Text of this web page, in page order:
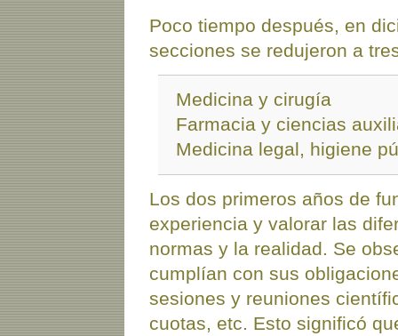
Poco tiempo después, en
secciones se redujeron a
Medicina y cirugía
Farmacia y ciencias
Medicina legal, higiene
Los dos primeros años de
experiencia y valorar las
normas y la realidad. Se
cumplían con sus
sesiones y reuniones
cuotas, etc. Esto significó